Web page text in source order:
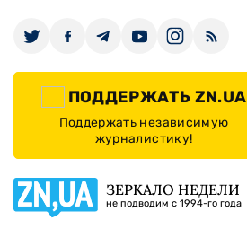
ПОДДЕРЖАТЬ ZN.UA
Поддержать независимую
журналистику!
ЗЕРКАЛО НЕДЕЛИ
не подводим с 1994-го года